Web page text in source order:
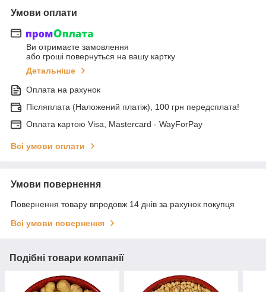
Умови оплати
Ви отримаєте замовлення
або гроші повернуться на вашу картку
Детальніше
Оплата на рахунок
Післяплата (Наложений платіж), 100 грн передсплата!
Оплата картою Visa, Mastercard - WayForPay
Всі умови оплати
Умови повернення
Повернення товару впродовж 14 днів за рахунок покупця
Всі умови повернення
Подібні товари компанії